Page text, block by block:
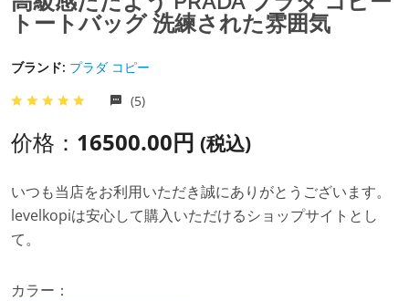
トートバッグ 洗練された雰囲気
ブランド: プラダ コピー
(5)
价格： 16500.00円 (税込)
いつも当店をお利用いただき誠にありがとうございます。
levelkopiは安心して購入いただけるショップサイトとし
て。
カラー：